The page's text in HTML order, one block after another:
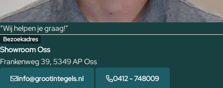
“Wij helpen je graag!”
Bezoekadres
Showroom Oss
Frankenweg 39, 5349 AP Oss
info@grootintegels.nl 0412 - 748009